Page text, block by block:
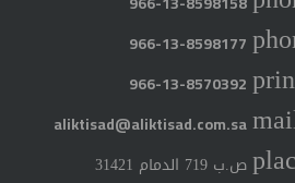
966-13-8598177
966-13-8570392
aliktisad@aliktisad.com.sa
ص.ب 719 الدمام 31421